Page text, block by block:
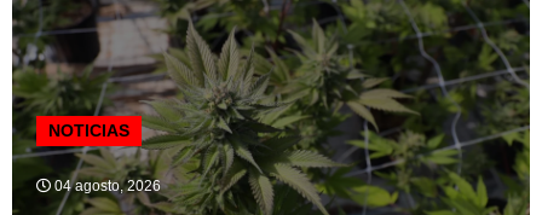
NOTICIAS
04 agosto, 2026